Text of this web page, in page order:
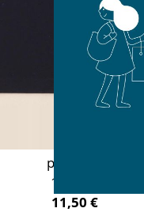
polo bleu
12 mois
11,50 €